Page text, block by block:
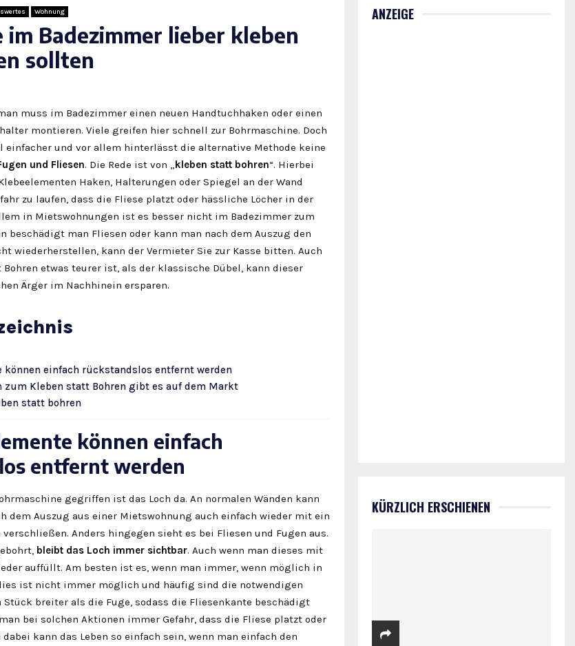
Wohnung
im Badezimmer lieber kleben
sollten
muss im Badezimmer einen neuen Handtuchhaken oder einen
montieren. Viele greifen hier schnell zur Bohrmaschine. Doch
einfacher und vor allem hinterlässt die alternative Methode keine
und Fliesen. Die Rede ist von „ kleben statt bohren“. Hierbei
Haken, Halterungen oder Spiegel an der Wand
zu laufen, dass die Fliese platzt oder hässliche Löcher in der
in Mietswohnungen ist es besser nicht im Badezimmer zum
beschädigt man Fliesen oder kann man nach dem Auszug den
wiederherstellen, kann der Vermieter Sie zur Kasse bitten. Auch
etwas teurer ist, als der klassische Dübel, kann dieser
Ärger im Nachhinein ersparen.
können einfach rückstandslos entfernt werden
zum Kleben statt Bohren gibt es auf dem Markt
statt bohren
können einfach
entfernt werden
gegriffen ist das Loch da. An normalen Wänden kann
dem Auszug aus einer Mietswohnung auch einfach wieder mit ein
Anders hingegen sieht es bei Fliesen und Fugen aus.
bleibt das Loch immer sichtbar. Auch wenn man dieses mit
auffüllt. Am besten ist es, wenn man immer, wenn möglich in
ist nicht immer möglich und häufig sind die notwendigen
Stück breiter als die Fuge, sodass die Fliesenkante beschädigt
bei solchen Aktionen immer Gefahr, dass die Fliese platzt oder
dabei kann das Leben so einfach sein, wenn man einfach den
ANZEIGE
KÜRZLICH ERSCHIENEN